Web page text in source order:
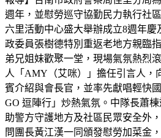
週年，並慰勞巡守協勤民力執行社
六里活動中心盛大舉辦成立8週年
政委員張樹德特別重返老地方親臨
弟兄姐妹歡聚一堂，現場氣氛熱烈
人「AMY（艾咪）」擔任引言人，
賓介紹與會長官，並率先獻唱輕快
GO 逗陣行」炒熱氣氛。中隊長蕭
助警方守護地方及社區民眾安全外
問團長黃江漢一同頒發慰勞加菜金